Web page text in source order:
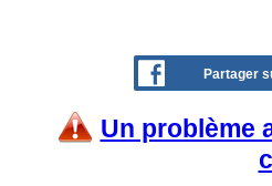
Partager
Un problème